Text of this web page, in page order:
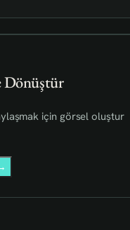
Dönüştür
için görsel oluştur